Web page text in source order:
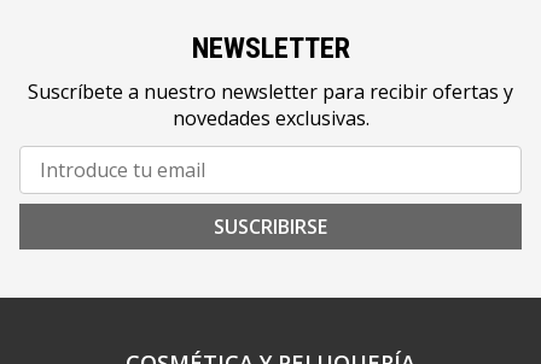
NEWSLETTER
Suscríbete a nuestro newsletter para recibir ofertas y
novedades exclusivas.
SUSCRIBIRSE